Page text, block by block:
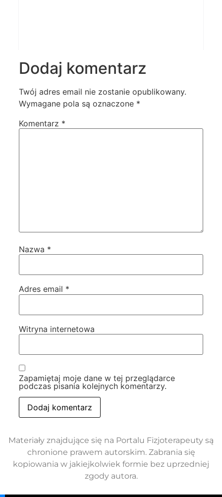
Dodaj komentarz
Twój adres email nie zostanie opublikowany.
Wymagane pola są oznaczone *
Komentarz *
Nazwa *
Adres email *
Witryna internetowa
Zapamiętaj moje dane w tej przeglądarce
podczas pisania kolejnych komentarzy.
Materiały znajdujące się na Portalu Fizjoterapeuty są
chronione prawem autorskim. Zabrania się
kopiowania w jakiejkolwiek formie bez uprzedniej
zgody autora.